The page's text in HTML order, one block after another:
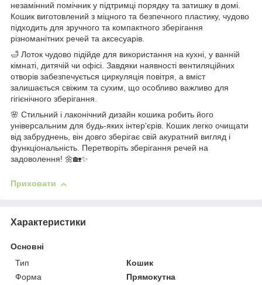
незамінний помічник у підтримці порядку та затишку в домі.
Кошик виготовлений з міцного та безпечного пластику, чудово
підходить для зручного та компактного зберігання
різноманітних речей та аксесуарів.
🛁 Лоток чудово підійде для використання на кухні, у ванній
кімнаті, дитячій чи офісі. Завдяки наявності вентиляційних
отворів забезпечується циркуляція повітря, а вміст
залишається свіжим та сухим, що особливо важливо для
гігієнічного зберігання.
🌸 Стильний і лаконічний дизайн кошика робить його
універсальним для будь-яких інтер'єрів. Кошик легко очищати
від забруднень, він довго зберігає свій акуратний вигляд і
функціональність. Перетворіть зберігання речей на
задоволення! 🌼🏡✨
Приховати
Характеристики
Основні
Тип
Кошик
Форма
Прямокутна